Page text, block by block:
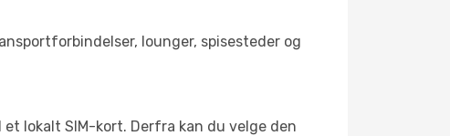
lounger, spisesteder og
lokalt SIM-kort. Derfra kan du velge den